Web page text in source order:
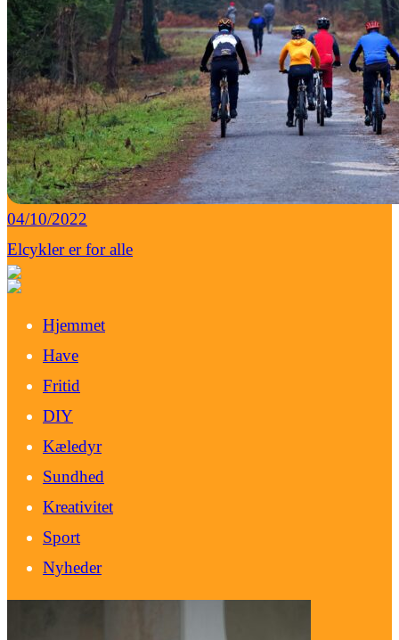
04/10/2022
Elcykler er for alle
Hjemmet
Have
Fritid
DIY
Kæledyr
Sundhed
Kreativitet
Sport
Nyheder